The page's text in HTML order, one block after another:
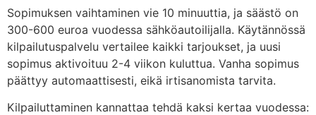
Sopimuksen vaihtaminen vie 10 minuuttia, ja säästö on
300-600 euroa vuodessa sähköautoilijalla. Käytännössä
kilpailutuspalvelu vertailee kaikki tarjoukset, ja uusi
sopimus aktivoituu 2-4 viikon kuluttua. Vanha sopimus
päättyy automaattisesti, eikä irtisanomista tarvita.
Kilpailuttaminen kannattaa tehdä kaksi kertaa vuodessa: